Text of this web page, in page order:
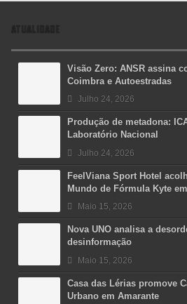
ATUALIDADE
Visão Zero: ANSR assina
Coimbra e Autoestradas
Julho 24, 2026
Produção de metadona:
Laboratório Nacional
Julho 24, 2026
FeelViana Sport Hotel
Mundo de Fórmula Kyte
Maio 15, 2026
Nova UNO analisa a
desinformação
Maio 15, 2026
Casa das Lérias promove
Urbano em Amarante